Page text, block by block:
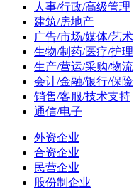
人事/行政/高级管理
建筑/房地产
广告/市场/媒体/艺术
生物/制药/医疗/护理
生产/营运/采购/物流
会计/金融/银行/保险
销售/客服/技术支持
通信/电子
外资企业
合资企业
民营企业
股份制企业